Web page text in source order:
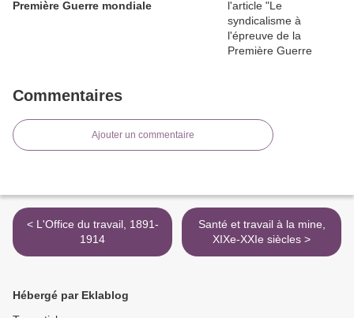
Première Guerre mondiale
Commentaires
Ajouter un commentaire
< L'Office du travail, 1891-
1914
Santé et travail à la mine,
XIXe-XXIe siècles >
Hébergé par Eklablog